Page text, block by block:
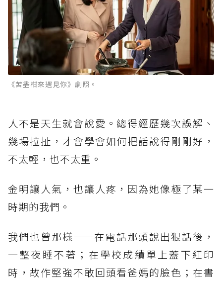
《苦盡柑來遇見你》劇照。
人不是天生就會說愛。總得經歷幾次誤解、
幾場拉扯，才會學會如何把話說得剛剛好，
不太輕，也不太重。
金明讓人氣，也讓人疼，因為她像極了某一
時期的我們。
我們也曾那樣——在電話那頭說出狠話後，
一整夜睡不著；在學校成績單上蓋下紅印
時，故作堅強不敢回頭看爸媽的臉色；在書